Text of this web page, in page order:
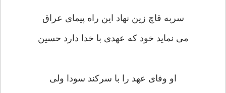
سربه قاچ زین نهاد این راه پیمای عراق
می نماید خود که عهدی با خدا دارد حسین
او وفای عهد را با سرکند سودا ولی